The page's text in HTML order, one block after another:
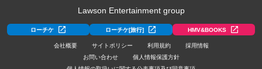
Lawson Entertainment group
ローチケ ローチケ[旅行] HMV&BOOKS
会社概要 サイトポリシー 利用規約
採用情報
お問い合わせ
個人情報保護方針